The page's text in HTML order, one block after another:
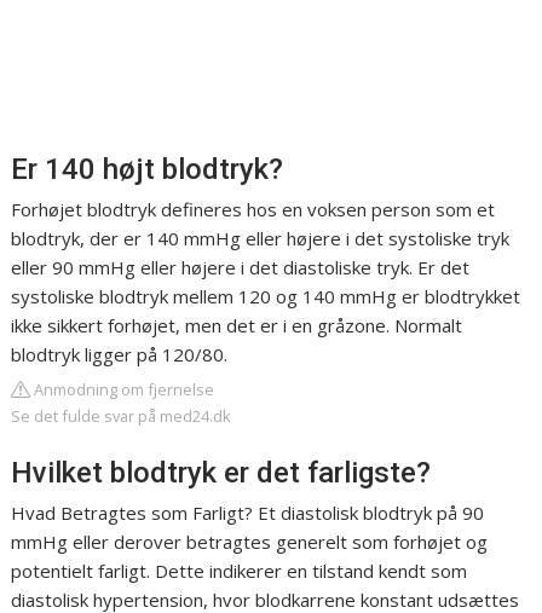
Er 140 højt blodtryk?
Forhøjet blodtryk defineres hos en voksen person som et
blodtryk, der er 140 mmHg eller højere i det systoliske tryk
eller 90 mmHg eller højere i det diastoliske tryk. Er det
systoliske blodtryk mellem 120 og 140 mmHg er blodtrykket
ikke sikkert forhøjet, men det er i en gråzone. Normalt
blodtryk ligger på 120/80.
Anmodning om fjernelse
Se det fulde svar på med24.dk
Hvilket blodtryk er det farligste?
Hvad Betragtes som Farligt? Et diastolisk blodtryk på 90
mmHg eller derover betragtes generelt som forhøjet og
potentielt farligt. Dette indikerer en tilstand kendt som
diastolisk hypertension, hvor blodkarrene konstant udsættes